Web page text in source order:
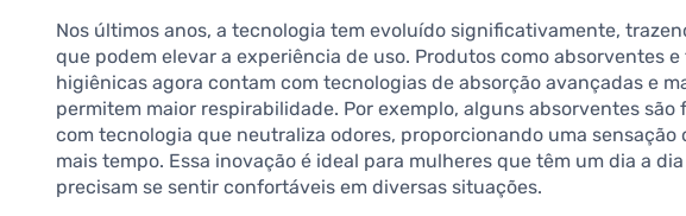
Nos últimos anos, a tecnologia tem evoluído significativamente,
que podem elevar a experiência de uso. Produtos como absorventes e
higiênicas agora contam com tecnologias de absorção avançadas e
permitem maior respirabilidade. Por exemplo, alguns absorventes são
com tecnologia que neutraliza odores, proporcionando uma sensação
mais tempo. Essa inovação é ideal para mulheres que têm um dia a
precisam se sentir confortáveis em diversas situações.